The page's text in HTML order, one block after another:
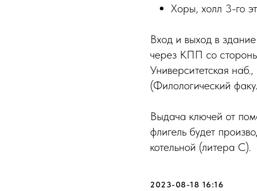
Хоры, холл 3-го
Вход и выход в
через КПП со
Университетская
(Филологический
Выдача ключей от
флигель будет
котельной (литера С).
2023-08-18 16:16